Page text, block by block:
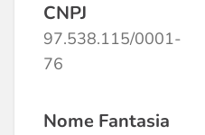
CNPJ
97.538.115/0001-
76
Nome Fantasia